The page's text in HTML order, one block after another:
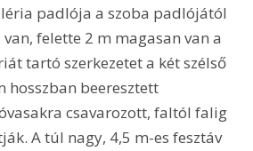
padlója a szoba padlójától
felette 2 m magasan van a
tartó szerkezetet a két szélső
beeresztett
csavarozott, faltól falig
A túl nagy, 4,5 m-es fesztáv